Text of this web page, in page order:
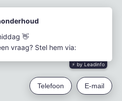
Mijn bestellingen
Mijn verlanglijst